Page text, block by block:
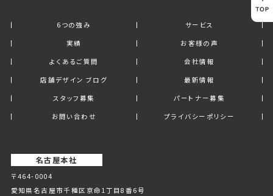
6つの強み
サービス
実績
お客様の声
よくあるご質問
会社情報
店舗デザイン ブログ
最新情報
スタッフ募集
パートナー募集
お問い合わせ
プライバシーポリシー
名古屋本社
〒464-0004
愛知県名古屋市千種区京命1丁⽬8番6号